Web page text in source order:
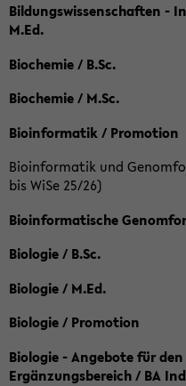
Bildungswissenschaften -
M.Ed.
Biochemie / B.Sc.
Biochemie / M.Sc.
Bioinformatik / Promotion
Bioinformatik und
bis WiSe 25/26)
Bioinformatische
Biologie / B.Sc.
Biologie / M.Ed.
Biologie / Promotion
Biologie - Angebote für
Ergänzungsbereich / BA